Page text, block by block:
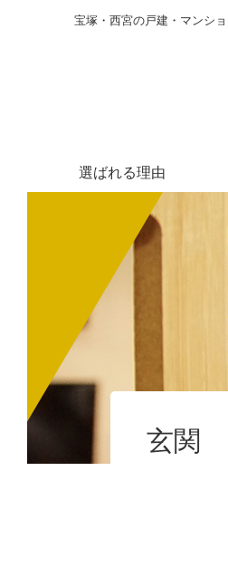
宝塚・西宮の戸建・マンシ
選ばれる理由
玄関